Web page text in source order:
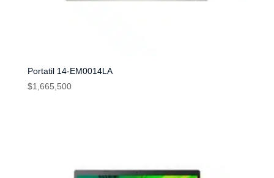
Portatil 14-EM0014LA
$1,665,500